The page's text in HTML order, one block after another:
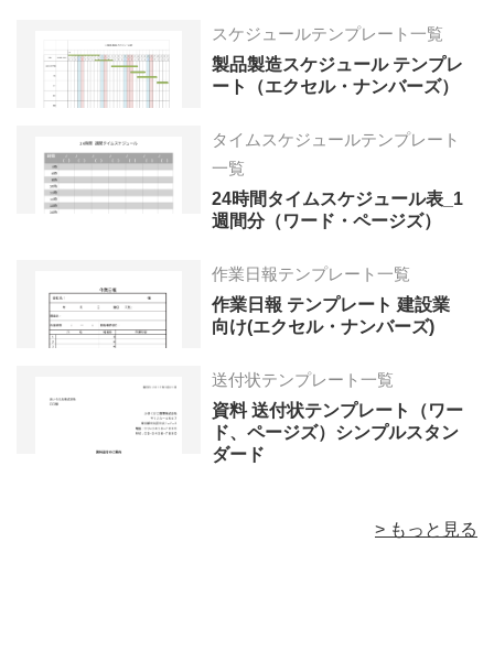
スケジュールテンプレート一覧
製品製造スケジュール テンプレ
ート（エクセル・ナンバーズ）
タイムスケジュールテンプレート
一覧
24時間タイムスケジュール表_1
週間分（ワード・ページズ）
作業日報テンプレート一覧
作業日報 テンプレート 建設業
向け(エクセル・ナンバーズ)
送付状テンプレート一覧
資料 送付状テンプレート（ワー
ド、ページズ）シンプルスタン
ダード
> もっと見る